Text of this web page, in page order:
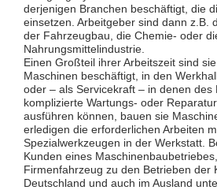
derjenigen Branchen beschäftigt, die
einsetzen. Arbeitgeber sind dann z.B.
der Fahrzeugbau, die Chemie- oder
Nahrungsmittelindustrie.
Einen Großteil ihrer Arbeitszeit sind
Maschinen beschäftigt, in den
oder – als Servicekraft – in denen des
komplizierte Wartungs- oder
ausführen können, bauen sie
erledigen die erforderlichen Arbeiten
Spezialwerkzeugen in der Werkstatt.
Kunden eines
Firmenfahrzeug zu den Betrieben der
Deutschland und auch im Ausland